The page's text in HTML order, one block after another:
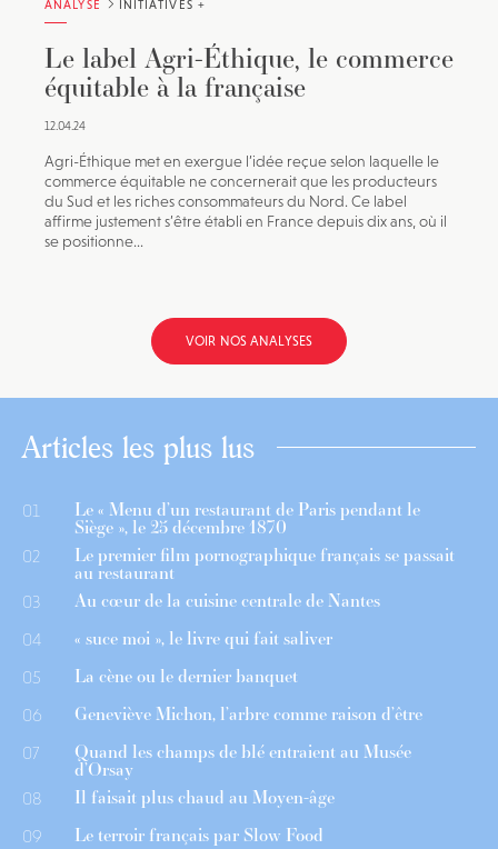
ANALYSE INITIATIVES +
Le label Agri-Éthique, le commerce
équitable à la française
12.04.24
Agri-Éthique met en exergue l’idée reçue selon laquelle le
commerce équitable ne concernerait que les producteurs
du Sud et les riches consommateurs du Nord. Ce label
affirme justement s’être établi en France depuis dix ans, où il
se positionne...
VOIR NOS ANALYSES
Articles les plus lus
01 Le « Menu d’un restaurant de Paris pendant le
Siège », le 25 décembre 1870
02 Le premier film pornographique français se passait
au restaurant
03 Au cœur de la cuisine centrale de Nantes
04 « suce moi », le livre qui fait saliver
05 La cène ou le dernier banquet
06 Geneviève Michon, l’arbre comme raison d’être
07 Quand les champs de blé entraient au Musée
d’Orsay
08 Il faisait plus chaud au Moyen-âge
09 Le terroir français par Slow Food